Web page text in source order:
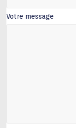
Votre message